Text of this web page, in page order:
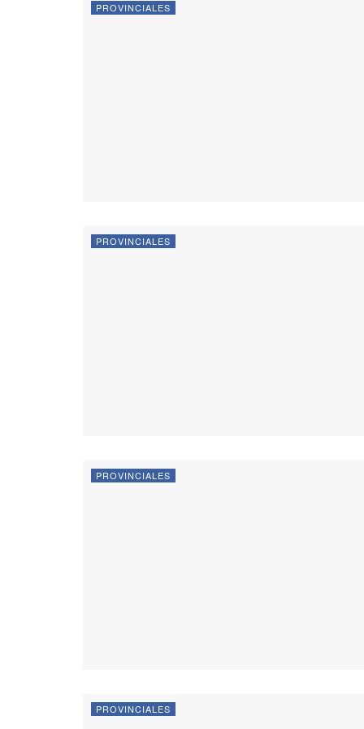
PROVINCIALES
PROVINCIALES
PROVINCIALES
PROVINCIALES